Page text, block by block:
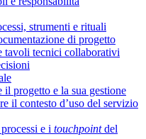
strumenti e rituali
di progetto
tavoli tecnici collaborativi
il progetto e la sua gestione
il contesto d’uso del servizio
e i touchpointdel